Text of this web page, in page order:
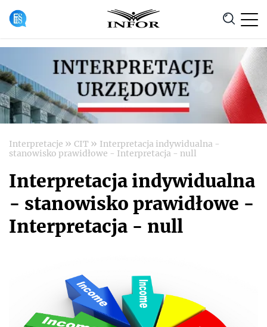
Anuluj
Interpretacje » CIT » Interpretacja indywidualna -
stanowisko prawidłowe - Interpretacja - null
Interpretacja indywidualna
- stanowisko prawidłowe -
Interpretacja - null